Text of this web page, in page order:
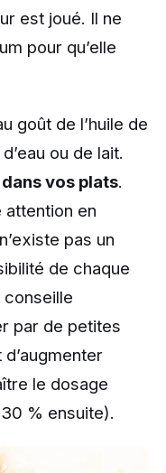
est joué. Il ne
pour qu’elle
goût de l’huile de
ou de lait.
vos plats.
attention en
pas un
de chaque
par de petites
le dosage
% ensuite).